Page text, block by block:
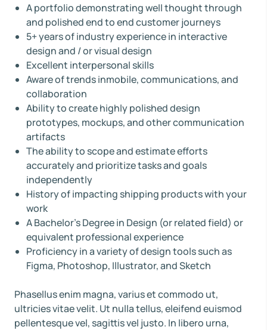
A portfolio demonstrating well thought through
and polished end to end customer journeys
5+ years of industry experience in interactive
design and / or visual design
Excellent interpersonal skills
Aware of trends inmobile, communications, and
collaboration
Ability to create highly polished design
prototypes, mockups, and other communication
artifacts
The ability to scope and estimate efforts
accurately and prioritize tasks and goals
independently
History of impacting shipping products with your
work
A Bachelor’s Degree in Design (or related field) or
equivalent professional experience
Proficiency in a variety of design tools such as
Figma, Photoshop, Illustrator, and Sketch
Phasellus enim magna, varius et commodo ut,
ultricies vitae velit. Ut nulla tellus, eleifend euismod
pellentesque vel, sagittis vel justo. In libero urna,